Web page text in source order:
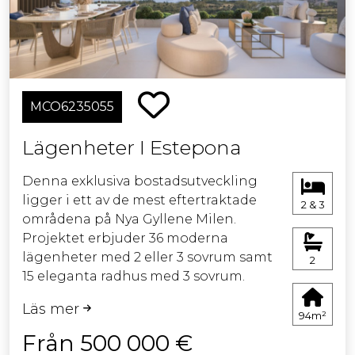
tillgång till terrasser där de boende
kan njuta av utsikten över havet,
bergen och staden.
Beläget bara några minuter från
strandpromenaden i centrum av
såsom utbildning, hälsa, fritid, sport
närheten.
Anläggningen har direkt tillgång från
vägen och är väl ansluten till alla
områden på Costa del Sol.
MCO6235055
Lägenheter I Estepona
Denna exklusiva bostadsutveckling
ligger i ett av de mest eftertraktade
områdena på Nya Gyllene Milen.
Projektet erbjuder 36 moderna
lägenheter med 2 eller 3 sovrum samt
15 eleganta radhus med 3 sovrum.
sydväst och erbjuder fantastisk utsikt
över Medelhavet.
Öppna planlösningar och stora
Läs mer
Från 500 000 €
2 & 3
2
94m²